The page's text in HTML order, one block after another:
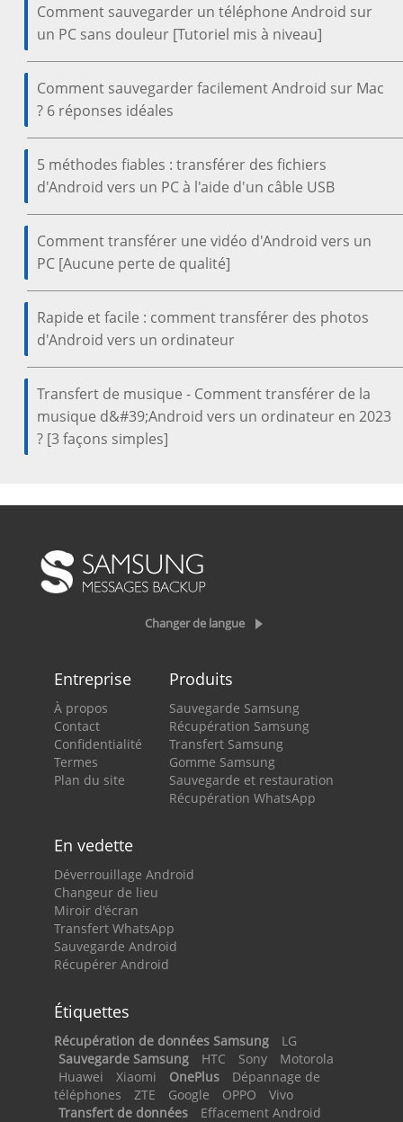
Comment sauvegarder un téléphone Android sur
un PC sans douleur [Tutoriel mis à niveau]
Comment sauvegarder facilement Android sur Mac
? 6 réponses idéales
5 méthodes fiables : transférer des fichiers
d'Android vers un PC à l'aide d'un câble USB
Comment transférer une vidéo d'Android vers un
PC [Aucune perte de qualité]
Rapide et facile : comment transférer des photos
d'Android vers un ordinateur
Transfert de musique - Comment transférer de la
musique d&#39;Android vers un ordinateur en 2023
? [3 façons simples]
Changer de langue
Entreprise
À propos
Contact
Confidentialité
Termes
Plan du site
Produits
Sauvegarde Samsung
Récupération Samsung
Transfert Samsung
Gomme Samsung
Sauvegarde et restauration
Récupération WhatsApp
En vedette
Déverrouillage Android
Changeur de lieu
Miroir d'écran
Transfert WhatsApp
Sauvegarde Android
Récupérer Android
Étiquettes
Récupération de données Samsung
LG
Sauvegarde Samsung
HTC Sony
Motorola
Huawei
Xiaomi OnePlus
Dépannage de
téléphones
ZTE Google OPPO
Vivo
Transfert de données
Effacement Android